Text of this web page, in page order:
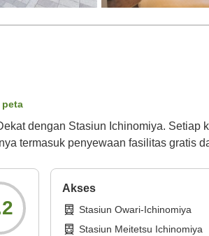
dengan Stasiun Ichinomiya.
termasuk penyewaan fasilitas gratis
Akses
Stasiun Owari-Ichinomiya
Stasiun Meitetsu Ichinomiya